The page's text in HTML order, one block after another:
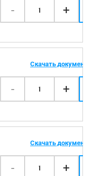
- 1 +
Скачать
- 1 +
Скачать
- 1 +